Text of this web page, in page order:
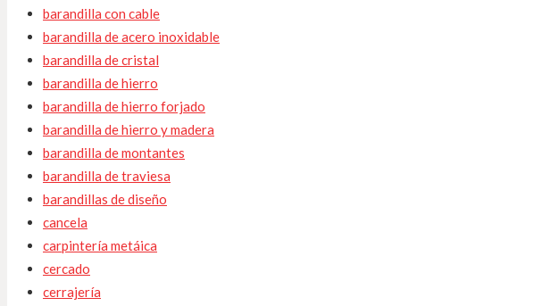
barandilla con cable
barandilla de acero inoxidable
barandilla de cristal
barandilla de hierro
barandilla de hierro forjado
barandilla de hierro y madera
barandilla de montantes
barandilla de traviesa
barandillas de diseño
cancela
carpintería metáica
cercado
cerrajería